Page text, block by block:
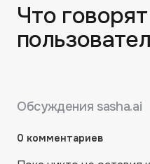
Что говорят
Обсуждения sasha.ai
0 комментариев